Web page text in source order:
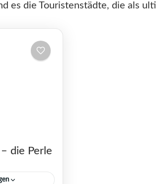
es die Touristenstädte, die als
die Perle